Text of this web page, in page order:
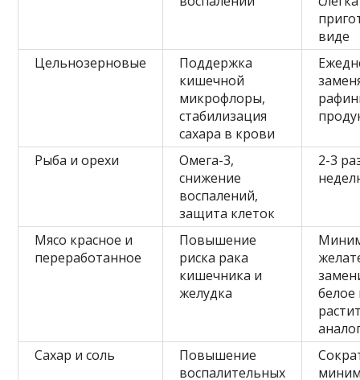
виде
Цельнозерновые
Поддержка
кишечной
микрофлоры,
стабилизация
сахара в крови
Рыба и орехи
Омега-3,
снижение
воспалений,
защита клеток
2-3
Мясо красное и
переработанное
Повышение
риска рака
кишечника и
желудка
белое
Сахар и соль
Повышение
воспалительных